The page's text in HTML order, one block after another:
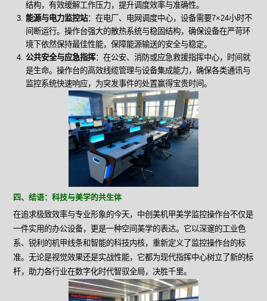
结构，有效缓解工作压力，提升调度效率与准确性。
能源与电力监控站：在电厂、电网调度中心，设备需要7×24小时不
间断运行。操作台强大的散热系统与稳固结构，确保设备在严苛环
境下依然保持最佳性能，保障能源输送的安全与稳定。
公共安全与应急指挥：在公安、消防或应急救援指挥中心，时间就
是生命。操作台的高效线缆管理与设备集成能力，确保各类通讯与
监控系统快速响应，为突发事件的处置赢得宝贵时间。
四、结语：科技与美学的共生体
在追求极致效率与专业形象的今天，中创美机甲美学监控操作台不仅是
一件实用的办公设备，更是一种空间美学的表达。它以深邃的工业色
系、锐利的机甲线条和智能的科技内核，重新定义了监控操作台的标
准。无论是视觉效果还是实战性能，它都为现代指挥中心树立了新的标
杆，助力各行业在数字化时代智驭全局，决胜千里。